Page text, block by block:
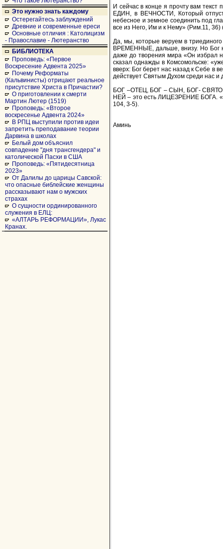
Это нужно знать каждому
Остерегайтесь заблуждений
Древние и современные ереси
Основные отличия : Католицизм
- Православие - Лютеранство
БИБЛИОТЕКА
Проповедь: «Первое
Воскресение Адвента 2025»
Почему Реформаты
(Кальвинисты) отрицают реальное
присутствие Христа в Причастии?
О приготовлении к смерти
Мартин Лютер (1519)
Проповедь: «Второе
воскресенье Адвента 2024»
В РПЦ выступили против идеи
запретить преподавание теории
Дарвина в школах
Белый дом объяснил
совпадение "дня трансгендера" и
католической Пасхи в США
Проповедь: «Пятидесятница
2023»
От Далилы до царицы Савской:
что опасные библейские женщины
рассказывают нам о мужских
страхах
О сущности ординированного
служения в ЕЛЦ:
«АЛТАРЬ РЕФОРМАЦИИ», Лукас
Кранах.
И сейчас в конце я прочту вам
ЕДИН, в ВЕЧНОСТИ, Который
небесное и земное соединить под
все из Него, Им и к Нему» (Рим.11, 36)
Да, мы, которые веруем в
ВРЕМЕННЫЕ, дальше, внизу. Но Бог
даже до творения мира «Он избрал
сказал однажды в Комсомольске:
вверх: Бог берет нас назад к Себе в
действует Святым Духом среди нас и
БОГ –ОТЕЦ, БОГ – СЫН, БОГ-
НЕЙ – это есть ЛИЦЕЗРЕНИЕ БОГА.
104, 3-5).
Аминь